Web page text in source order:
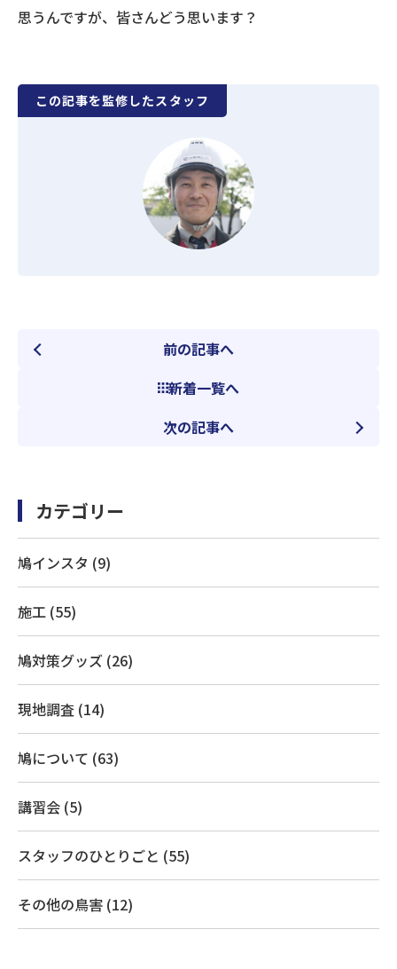
思うんですが、皆さんどう思います？
この記事を監修したスタッフ
前の記事へ
新着一覧へ
次の記事へ
カテゴリー
鳩インスタ (9)
施工 (55)
鳩対策グッズ (26)
現地調査 (14)
鳩について (63)
講習会 (5)
スタッフのひとりごと (55)
その他の鳥害 (12)